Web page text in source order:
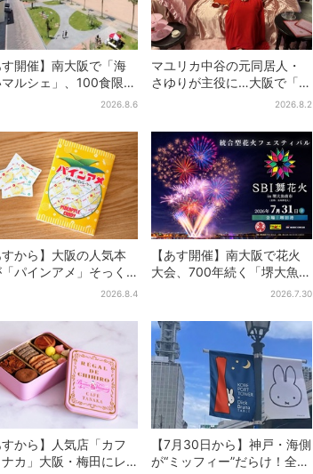
す開催】南大阪で「海
ルシェ」、100食限定
こ飯」のふるまい＆キ
2026.8.6
マユリカ中谷の元同居人・
さゆりが主役に…大阪で「呪
物展」開催、コンセプト2026.8.2
すから】大阪の人気本
パインアメ」そっく
ブックカバー開発、梅
2026.8.4
【あす開催】南大阪で花火
大会、700年続く「堺大魚夜
市」のフィナーレ飾る…有料
2026.7.30
すから】人気店「カフ
ナカ」大阪・梅田にレ
【7月30日から】神戸・海側
が“ミッフィー”だらけ！全16